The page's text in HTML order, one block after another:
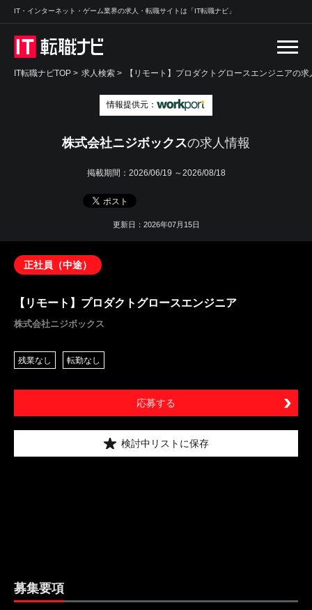
IT・インターネット・ゲーム業界の求人・転職サイトは「IT転職ナビ」
IT転職ナビTOP > 求人検索 > 【リモート】プロダクトグロースエンジニアの求
情報提供元：
株式会社ニジボックスの求人情報
掲載期間： 2026/06/19 ～2026/08/18
更新日：2026年07月15日
正社員（中途）
【リモート】プロダクトグロースエンジニア
株式会社ニジボックス
残業なし 転勤なし
応募する
検討中リストに保存
募集要項